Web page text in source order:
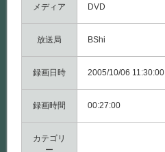
メディア DVD
放送局 BShi
録画日時 2005/10/06 11:30:00
録画時間 00:27:00
カテゴリ
ー